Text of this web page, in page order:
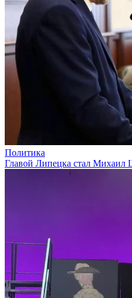
Политика
Главой Липецка стал Михаил